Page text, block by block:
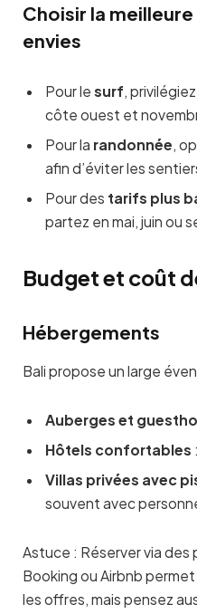
Choisir la
envies
Pour le surf ,
côte ouest et
Pour la randonnée ,
afin d’éviter les
Pour des tarifs plus
partez en mai, juin ou
Budget et coût
Hébergements
Bali propose un large
Auberges et
Hôtels confortables
Villas privées avec
souvent avec
Astuce : Réserver via
Booking ou Airbnb
les offres, mais pensez